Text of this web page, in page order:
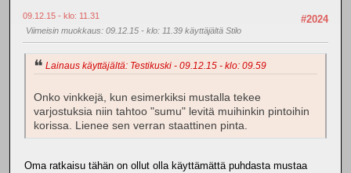
#2024
09.12.15 - klo: 11.31
Viimeisin muokkaus: 09.12.15 - klo: 11.39 käyttäjältä Stilo
Lainaus käyttäjältä: Testikuski - 09.12.15 - klo: 09.59
Onko vinkkejä, kun esimerkiksi mustalla tekee
varjostuksia niin tahtoo "sumu" levitä muihinkin pintoihin
korissa. Lienee sen verran staattinen pinta.
Oma ratkaisu tähän on ollut olla käyttämättä puhdasta mustaa